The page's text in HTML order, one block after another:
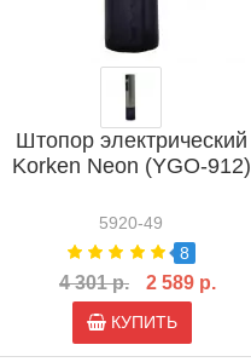
Штопор электрический
Korken Neon (YGO-912)
5920-49
8
4 301 р. 2 589 р.
КУПИТЬ